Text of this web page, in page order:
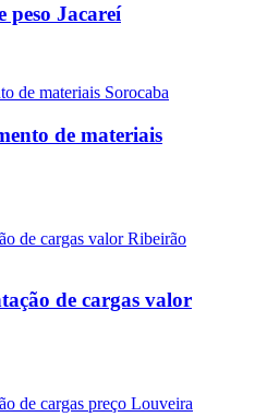
peso Jacareí
de materiais
de cargas valor